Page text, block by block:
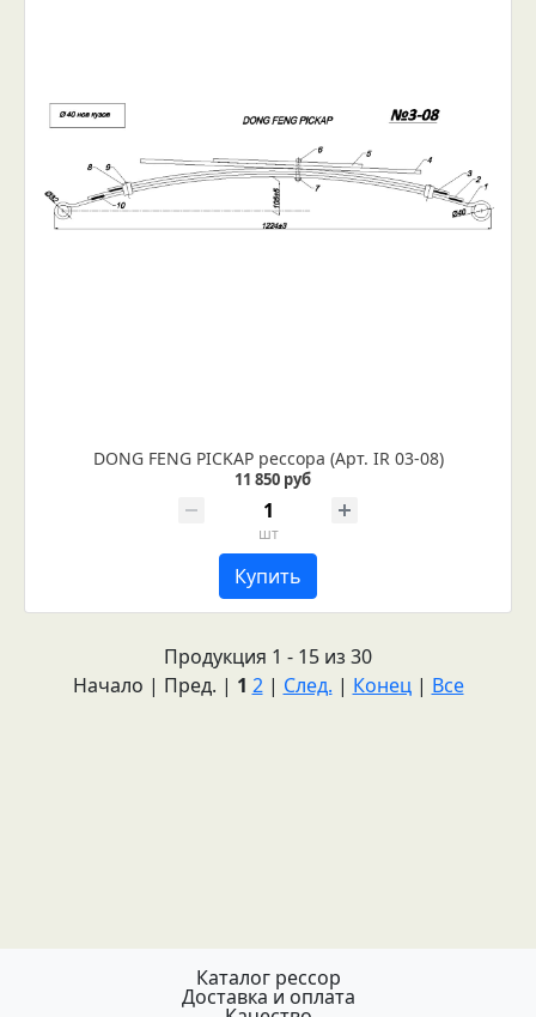
DONG FENG PICKAP рессора (Арт. IR 03-08)
11 850 руб
шт
Купить
Продукция 1 - 15 из 30
Начало | Пред. | 1 2| След. | Конец | Все
Каталог рессор
Доставка и оплата